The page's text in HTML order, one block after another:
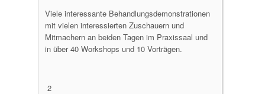
Viele interessante Behandlungsdemonstrationen
mit vielen interessierten Zuschauern und
Mitmachern an beiden Tagen im Praxissaal und
in über 40 Workshops und 10 Vorträgen.
2